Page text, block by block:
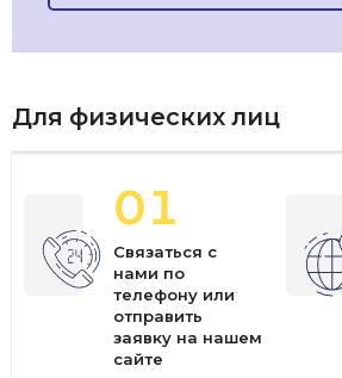
Для физических лиц
01
Связаться с
нами по
телефону или
отправить
заявку на нашем
сайте